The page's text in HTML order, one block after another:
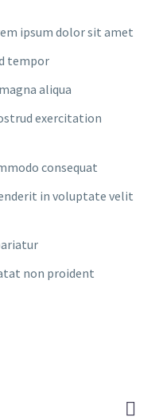
ipsum dolor sit amet
tempor
aliqua
exercitation
consequat
in voluptate velit
non proident